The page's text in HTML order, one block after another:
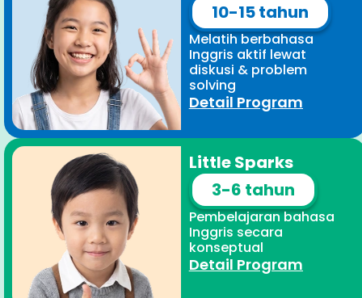
10-15 tahun
Melatih berbahasa
Inggris aktif lewat
diskusi & problem
solving
Detail Program
Little Sparks
3-6 tahun
Pembelajaran bahasa
Inggris secara
konseptual
Detail Program